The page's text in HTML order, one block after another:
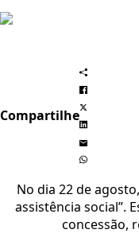
Compartilhe
No dia 22 de
assistência social”.
concessão,